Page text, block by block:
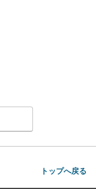
トップへ戻る